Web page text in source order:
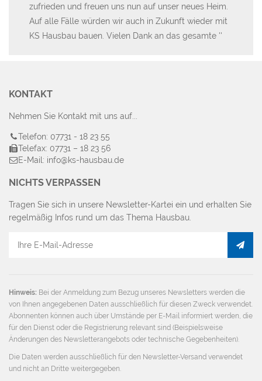
zufrieden und freuen uns nun auf unser neues Heim.
Auf alle Fälle würden wir auch in Zukunft wieder mit
KS Hausbau bauen. Vielen Dank an das gesamte
KONTAKT
Nehmen Sie Kontakt mit uns auf...
Telefon: 07731 - 18 23 55
Telefax: 07731 – 18 23 56
E-Mail: info@ks-hausbau.de
NICHTS VERPASSEN
Tragen Sie sich in unsere Newsletter-Kartei ein und erhalten Sie
regelmäßig Infos rund um das Thema Hausbau.
Hinweis: Bei der Anmeldung zum Bezug unseres Newsletters werden die
von Ihnen angegebenen Daten ausschließlich für diesen Zweck verwendet.
Abonnenten können auch über Umstände per E-Mail informiert werden, die
für den Dienst oder die Registrierung relevant sind (Beispielsweise
Änderungen des Newsletterangebots oder technische Gegebenheiten).
Die Daten werden ausschließlich für den Newsletter-Versand verwendet
und nicht an Dritte weitergegeben.